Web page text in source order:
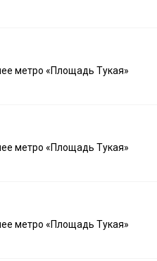
метро «Площадь Тукая»
метро «Площадь Тукая»
метро «Площадь Тукая»